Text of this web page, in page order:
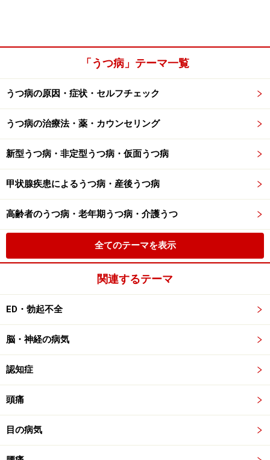
「うつ病」テーマ一覧
うつ病の原因・症状・セルフチェック
うつ病の治療法・薬・カウンセリング
新型うつ病・非定型うつ病・仮面うつ病
甲状腺疾患によるうつ病・産後うつ病
高齢者のうつ病・老年期うつ病・介護うつ
全てのテーマを表示
関連するテーマ
ED・勃起不全
脳・神経の病気
認知症
頭痛
目の病気